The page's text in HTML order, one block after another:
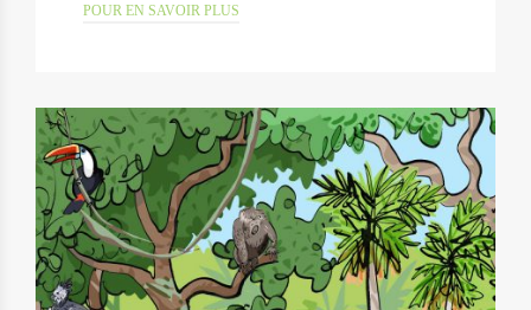
POUR EN SAVOIR PLUS